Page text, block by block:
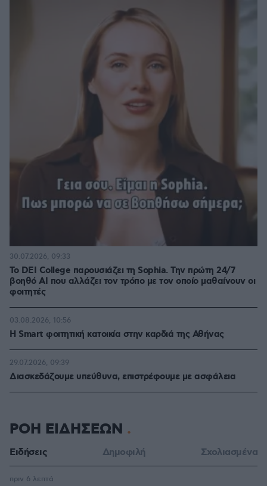
Το DEI College παρουσιάζει τη Sophia. Την πρώτη 24/7
βοηθό AI που αλλάζει τον τρόπο με τον οποίο μαθαίνουν οι
φοιτητές
30.07.2026, 09:33
Η Smart φοιτητική κατοικία στην καρδιά της Αθήνας
03.08.2026, 10:56
Διασκεδάζουμε υπεύθυνα, επιστρέφουμε με ασφάλεια
29.07.2026, 09:39
ΡΟΗ ΕΙΔΗΣΕΩΝ
Ειδήσεις Δημοφιλή Σχολιασμένα
πριν 6 λεπτά